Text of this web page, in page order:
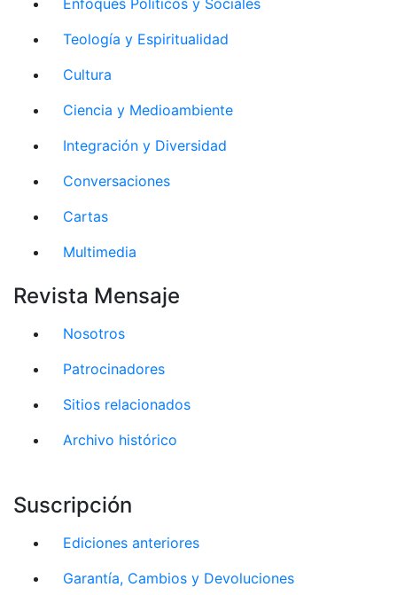
Teología y Espiritualidad
Cultura
Ciencia y Medioambiente
Integración y Diversidad
Conversaciones
Cartas
Multimedia
Revista Mensaje
Nosotros
Patrocinadores
Sitios relacionados
Archivo histórico
Suscripción
Ediciones anteriores
Garantía, Cambios y Devoluciones